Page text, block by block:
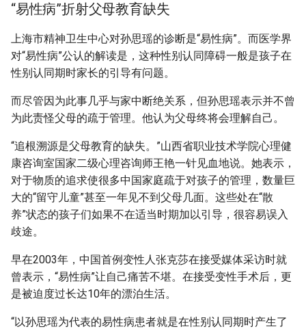
“易性病”折射父母教育缺失
上海市精神卫生中心对孙思瑶的诊断是“易性病”。而医学界
对“易性病”公认的解读是，这种性别认同障碍一般是孩子在
性别认同期时家长的引导有问题。
而尽管因为此事几乎与家中断绝关系，但孙思瑶表示并不曾
为此责怪父母的疏于管理。他认为父母终将会理解自己。
“追根溯源是父母教育的缺失。”山西省职业技术学院心理健
康咨询室国家二级心理咨询师王艳一针见血地说。她表示，
对于物质的追求使很多中国家庭疏于对孩子的管理，数量巨
大的“留守儿童”甚至一年见不到父母几面。这些处在“散
养”状态的孩子们如果不在适当时期加以引导，很容易误入
歧途。
早在2003年，中国首例变性人张克莎在接受媒体采访时就
曾表示，“易性病”让自己痛苦不堪。在接受变性手术后，更
是被迫度过长达10年的漂泊生活。
“以孙思瑶为代表的易性病患者就是在性别认同期时产生了